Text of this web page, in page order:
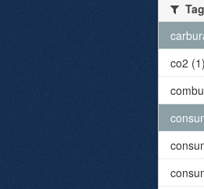
Tag
co2 (1)